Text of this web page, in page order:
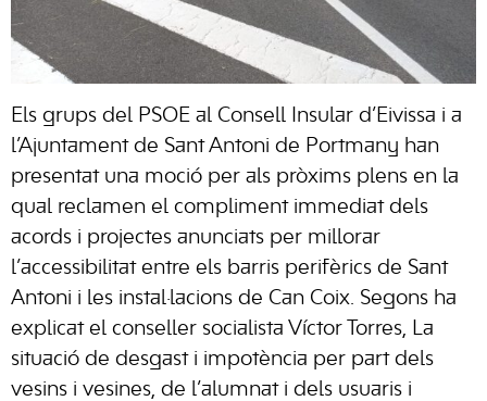
Els grups del PSOE al Consell Insular d’Eivissa i a
l’Ajuntament de Sant Antoni de Portmany han
presentat una moció per als pròxims plens en la
qual reclamen el compliment immediat dels
acords i projectes anunciats per millorar
l’accessibilitat entre els barris perifèrics de Sant
Antoni i les instal·lacions de Can Coix. Segons ha
explicat el conseller socialista Víctor Torres, La
situació de desgast i impotència per part dels
vesins i vesines, de l’alumnat i dels usuaris i